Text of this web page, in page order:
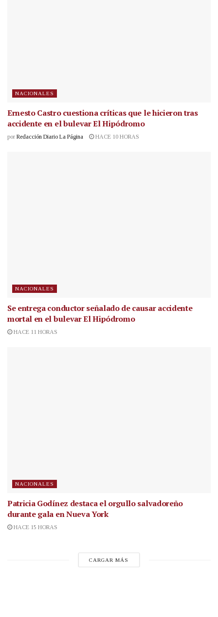
NACIONALES
Ernesto Castro cuestiona críticas que le hicieron tras
accidente en el bulevar El Hipódromo
por Redacción Diario La Página HACE 10 HORAS
NACIONALES
Se entrega conductor señalado de causar accidente
mortal en el bulevar El Hipódromo
HACE 11 HORAS
NACIONALES
Patricia Godínez destaca el orgullo salvadoreño
durante gala en Nueva York
HACE 15 HORAS
CARGAR MÁS